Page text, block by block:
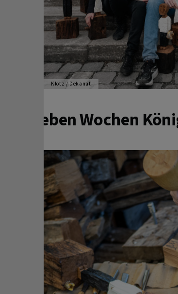
Klotz / Dekanat
Sieben Wochen